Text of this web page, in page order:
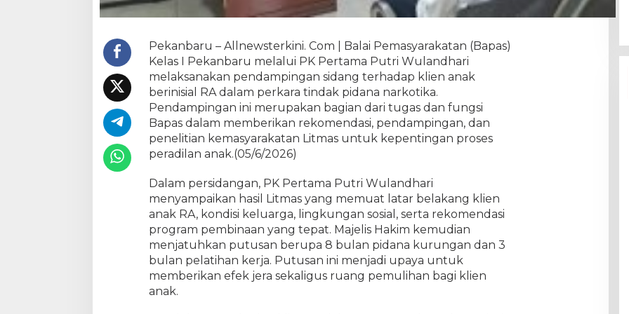
A
a
k
P
e
k
a
r
a
a
r
k
o
t
i
k
Pekanbaru – Allnewsterkini. Com | Balai Pemasyarakatan (Bapas)
Kelas I Pekanbaru melalui PK Pertama Putri Wulandhari
melaksanakan pendampingan sidang terhadap klien anak
berinisial RA dalam perkara tindak pidana narkotika.
Pendampingan ini merupakan bagian dari tugas dan fungsi
Bapas dalam memberikan rekomendasi, pendampingan, dan
penelitian kemasyarakatan Litmas untuk kepentingan proses
peradilan anak.(05/6/2026)
Dalam persidangan, PK Pertama Putri Wulandhari
menyampaikan hasil Litmas yang memuat latar belakang klien
anak RA, kondisi keluarga, lingkungan sosial, serta rekomendasi
program pembinaan yang tepat. Majelis Hakim kemudian
menjatuhkan putusan berupa 8 bulan pidana kurungan dan 3
bulan pelatihan kerja. Putusan ini menjadi upaya untuk
memberikan efek jera sekaligus ruang pemulihan bagi klien
anak.